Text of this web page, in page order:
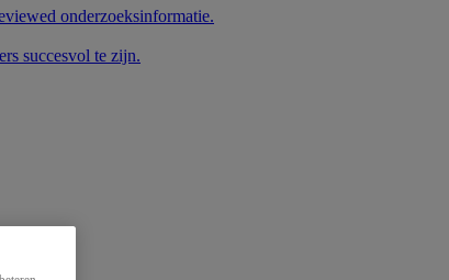
onderzoeksinformatie.
succesvol te zijn.